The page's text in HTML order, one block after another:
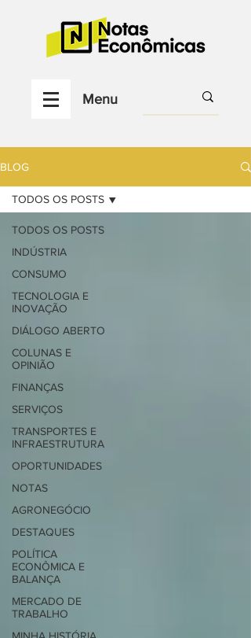
Menu
BLOG
TODOS OS POSTS
INDÚSTRIA
CONSUMO
TECNOLOGIA E
INOVAÇÃO
DIÁLOGO ABERTO
COLUNAS E
OPINIÃO
FINANÇAS
SERVIÇOS
TRANSPORTES E
INFRAESTRUTURA
OPORTUNIDADES
NOTAS
AGRONEGÓCIO
DESTAQUES
POLÍTICA
ECONÔMICA E
BALANÇA
MERCADO DE
TRABALHO
TODOS OS POSTS